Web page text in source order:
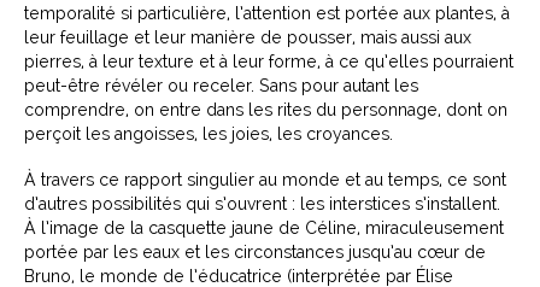
temporalité si particulière, l’attention est portée aux plantes, à
leur feuillage et leur manière de pousser, mais aussi aux
pierres, à leur texture et à leur forme, à ce qu’elles pourraient
peut-être révéler ou receler. Sans pour autant les
comprendre, on entre dans les rites du personnage, dont on
perçoit les angoisses, les joies, les croyances.
À travers ce rapport singulier au monde et au temps, ce sont
d’autres possibilités qui s’ouvrent : les interstices s’installent.
À l’image de la casquette jaune de Céline, miraculeusement
portée par les eaux et les circonstances jusqu’au cœur de
Bruno, le monde de l’éducatrice (interprétée par Élise